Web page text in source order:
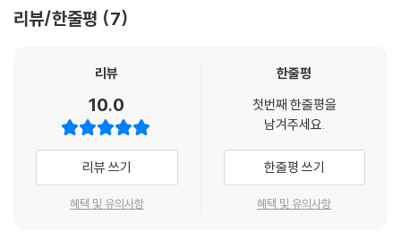
이때 도로를 건너다 사고로 죽는 일이 빈번하므로 이를 막고자 주의 표시
를 설치한 거예요.
노란 리본, 보라색 리본, 그리고 노란 나비는 각각 다른 사건에서 시작되었
지만, 공통점이 있습니다. 바로 잊지 않겠다, 기억하겠다는 마음입니다. 이
상징들은 우리가 모두 함께 아픔을 나누고, 더 나은 사회를 만들기 위해 노
력해야 한다는 중요한 메시지를 담고 있어요. 기억과 추모의 의미를 떠올
리면서 더 나은 세상을 만드는 데 필요한 것은 무엇인지 함께 생각해 보았
으면 좋겠습니다.
인 사례는 ‘장애인 마크’입니다. 무심코 오랫동안 써 온 마크였는데, 알고
습니다. 갈등을 풀고 화합으로 가는 데 암펠만 신호등 픽토그램이 특별한
역할을 했습니다. 이처럼 픽토그램은 사회 속 고정관념을 비추는 거울이
되기도 하고, 때로는 갈등을 넘어 화합으로 이끄는 안내자가 되기도 합니
청소년들은 이 책을 통해 다양한 색과 모양에 담긴 픽토그램의 원리와 의
미는 물론 픽토그램이 만들어가는 평화로운 세계의 모습을 자연스럽게 살
니다. 더 나은 공동체를 꿈꾸는 모든 시민에게 이 책을 기쁜 마음으로 추천
리뷰/한줄평 7
리뷰
10.0
리뷰 쓰기
혜택 및 유의사항
한줄평
첫번째 한줄평을
남겨주세요.
한줄평 쓰기
혜택 및 유의사항